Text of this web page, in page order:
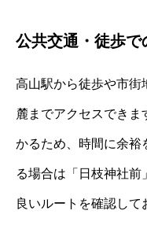
公共交通・徒歩で
高山駅から徒歩や市街
麓までアクセスでき
かるため、時間に余裕
る場合は「日枝神社
良いルートを確認して